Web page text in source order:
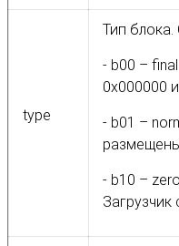
type
Тип
- b00 –
0x000000
- b01 –
- b10 –